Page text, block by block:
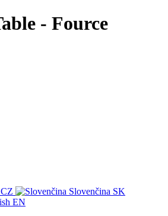
- Fource
CZ Slovenčina SK
EN